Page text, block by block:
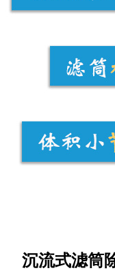
沉流式滤筒